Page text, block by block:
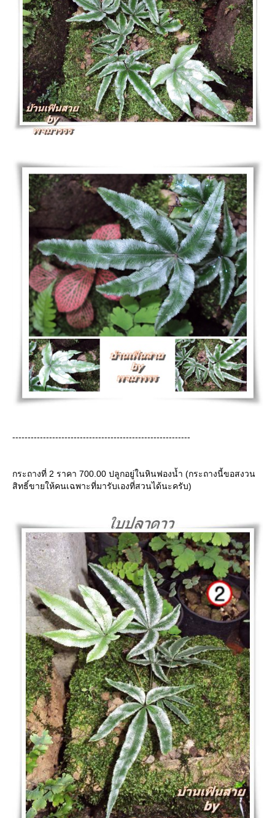
----------------------------------------------------------
กระถางที่ 2 ราคา 700.00 ปลูกอยู่ในหินฟองน้ำ (กระถางนี้ขอสงวน
สิทธิ์ขายให้คนเฉพาะที่มารับเองที่สวนได้นะครับ)